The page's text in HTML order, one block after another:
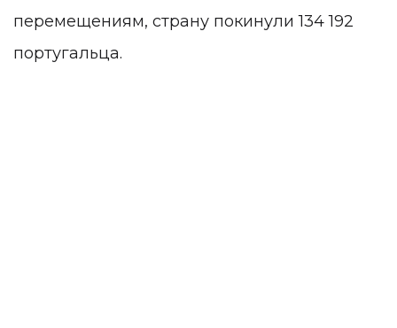
перемещениям, страну покинули 134 192
португальца.